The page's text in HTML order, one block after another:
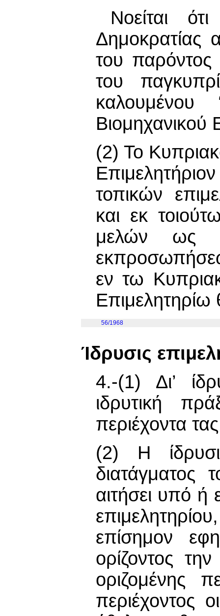
Νοείται
Δημοκρατίας
του παρόντος
του
καλουμένου
Βιομηχανικού
(2) Το
τοπικών
και εκ
μελών ως
εν τω
Επιμελητηρίω
56/1968
Ίδρυσις
4.-(1) Δι’
ιδρυτική
περιέχοντα
(2) Η
διατάγματος
αιτήσει υπό
επίσημον
ορίζοντος
οριζομένης
περιέχοντος